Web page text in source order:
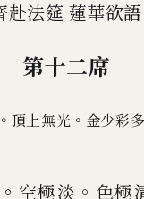
赴法筵 蓮華欲語
第十二席
。 頂上無光 。 金少彩多
。 空極淡 。 色極